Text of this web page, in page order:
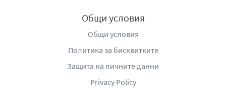
Общи условия
Общи условия
Политика за бисквитките
Защита на личните данни
Privacy Policy